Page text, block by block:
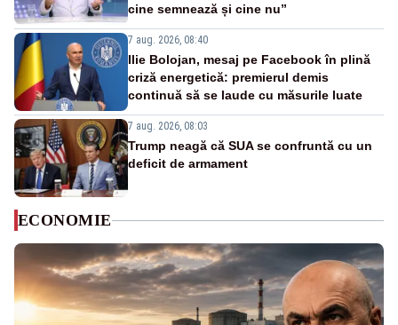
cine semnează și cine nu”
7 aug. 2026, 08:40
Ilie Bolojan, mesaj pe Facebook în plină
criză energetică: premierul demis
continuă să se laude cu măsurile luate
7 aug. 2026, 08:03
Trump neagă că SUA se confruntă cu un
deficit de armament
ECONOMIE